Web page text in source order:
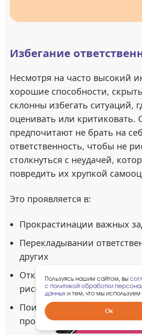
Избегание
Несмотря на часто высокий
хорошие способности,
склонны избегать ситуаций,
оценивать или критиковать.
предпочитают не брать на
ответственность, чтобы не
столкнуться с неудачей,
повредить их хрупкой
Это проявляется в:
Прокрастинации важных
Перекладывании
других
Отказе от возможностей,
риском неудачи
Поиске оправданий вместо
проблем
Забрать
Пользуясь нашим сайтом, вы
с политикой обработки
данных и тем, что мы
Ок